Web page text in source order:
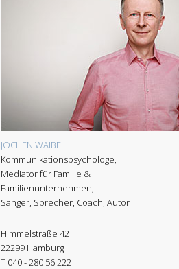
JOCHEN WAIBEL
Kommunikationspsychologe,
Mediator für Familie &
Familienunternehmen,
Sänger, Sprecher, Coach, Autor
Himmelstraße 42
22299 Hamburg
T 040 - 280 56 222